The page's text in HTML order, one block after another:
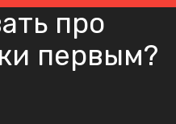
про
первым?